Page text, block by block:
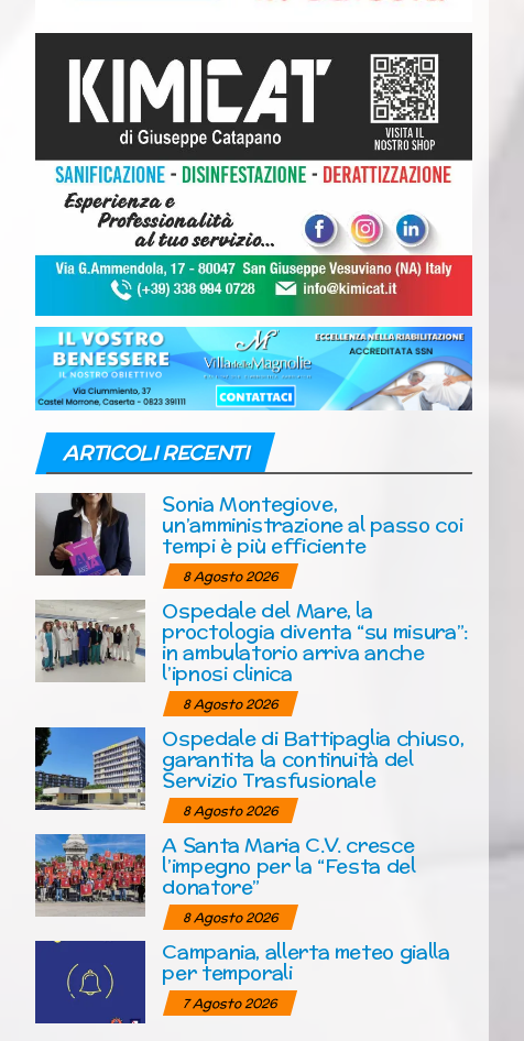
ARTICOLI RECENTI
Sonia Montegiove,
un’amministrazione al passo coi
tempi è più efficiente
8 Agosto 2026
Ospedale del Mare, la
proctologia diventa “su misura”:
in ambulatorio arriva anche
l’ipnosi clinica
8 Agosto 2026
Ospedale di Battipaglia chiuso,
garantita la continuità del
Servizio Trasfusionale
8 Agosto 2026
A Santa Maria C.V. cresce
l’impegno per la “Festa del
donatore”
8 Agosto 2026
Campania, allerta meteo gialla
per temporali
7 Agosto 2026